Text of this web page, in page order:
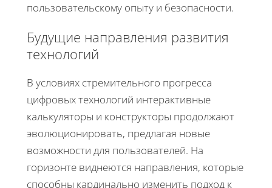
пользовательскому опыту и безопасности.
Будущие направления развития
технологий
В условиях стремительного прогресса
цифровых технологий интерактивные
калькуляторы и конструкторы продолжают
эволюционировать, предлагая новые
возможности для пользователей. На
горизонте виднеются направления, которые
способны кардинально изменить подход к